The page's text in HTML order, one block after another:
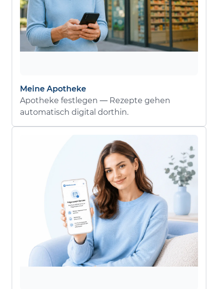
Meine Apotheke
Apotheke festlegen — Rezepte gehen
automatisch digital dorthin.